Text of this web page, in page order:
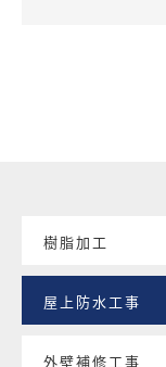
樹脂加工
屋上防水工事
外壁補修工事